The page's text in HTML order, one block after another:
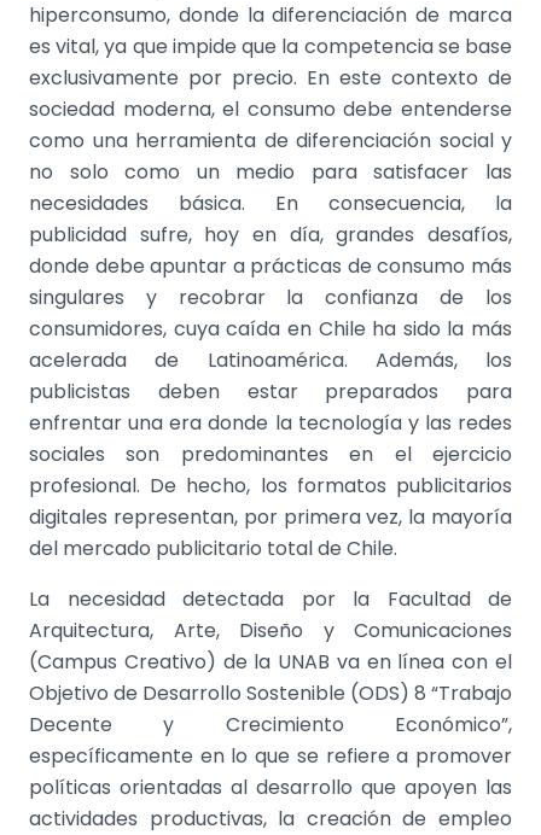
hiperconsumo, donde la diferenciación de marca
es vital, ya que impide que la competencia se base
exclusivamente por precio. En este contexto de
sociedad moderna, el consumo debe entenderse
como una herramienta de diferenciación social y
no solo como un medio para satisfacer las
necesidades básica. En consecuencia, la
publicidad sufre, hoy en día, grandes desafíos,
donde debe apuntar a prácticas de consumo más
singulares y recobrar la confianza de los
consumidores, cuya caída en Chile ha sido la más
acelerada de Latinoamérica. Además, los
publicistas deben estar preparados para
enfrentar una era donde la tecnología y las redes
sociales son predominantes en el ejercicio
profesional. De hecho, los formatos publicitarios
digitales representan, por primera vez, la mayoría
del mercado publicitario total de Chile.
La necesidad detectada por la Facultad de
Arquitectura, Arte, Diseño y Comunicaciones
(Campus Creativo) de la UNAB va en línea con el
Objetivo de Desarrollo Sostenible (ODS) 8 “Trabajo
Decente y Crecimiento Económico”,
específicamente en lo que se refiere a promover
políticas orientadas al desarrollo que apoyen las
actividades productivas, la creación de empleo